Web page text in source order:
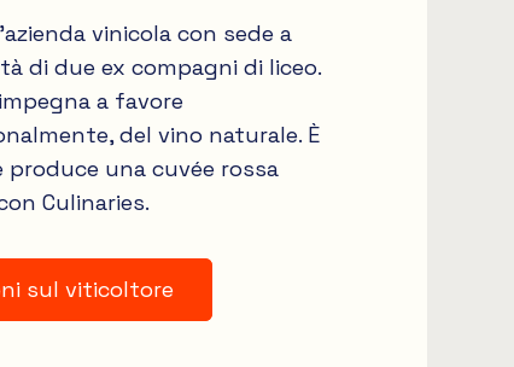
vinicola con sede a
di due ex compagni di liceo.
a favore
del vino naturale. È
una cuvée rossa
Culinaries.
sul viticoltore